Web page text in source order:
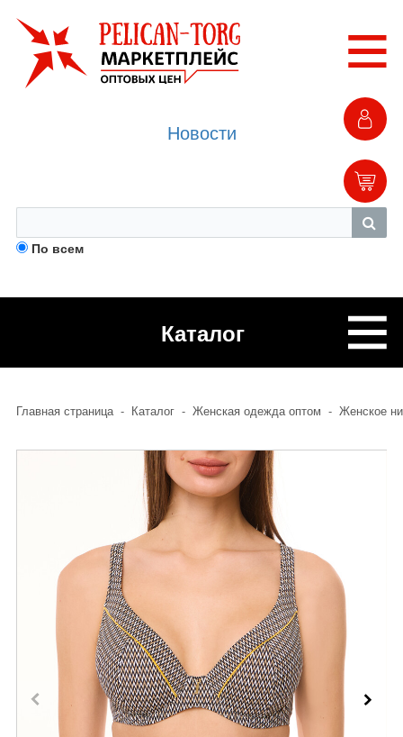
По всем
Новости
Каталог
Главная страница - Каталог - Женская одежда оптом - Женское